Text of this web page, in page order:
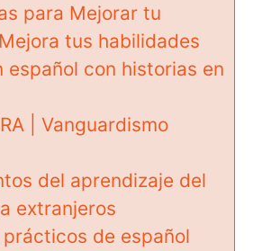
para Mejorar tu
Mejora tus habilidades
español con historias en
| Vanguardismo
del aprendizaje del
extranjeros
de español